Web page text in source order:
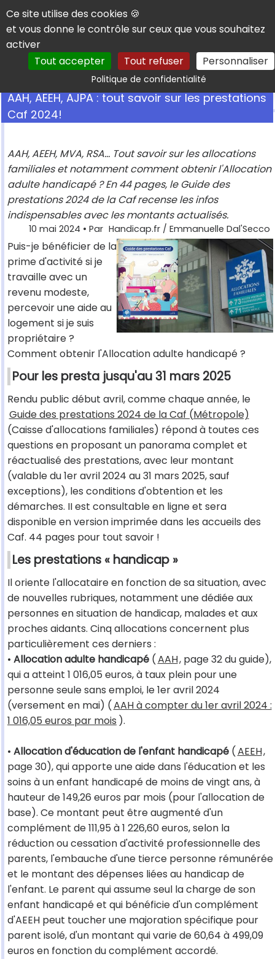
Panneau de gestion des cookies
Ce site utilise des cookies 🍪
et vous donne le contrôle sur ceux que vous souhaitez
activer
Tout accepter
Tout refuser Personnaliser
Politique de confidentialitéRechercher
AAH, AEEH, AJPA : tout savoir sur les prestations
Caf 2024!
AAH, AEEH, MVA, RSA... Tout savoir sur les allocations
familiales et notamment comment obtenir l'Allocation
adulte handicapé ? En 44 pages, le Guide des
prestations 2024 de la Caf recense les infos
indispensables avec les montants actualisés.
10 mai 2024 • Par Handicap.fr / Emmanuelle Dal'Secco
Puis-je bénéficier de la
prime d'activité si je
travaille avec un
revenu modeste,
percevoir une aide au
logement si je suis
propriétaire ?
Comment obtenir l'Allocation adulte handicapé ?
Pour les presta jusqu'au 31 mars 2025
Rendu public début avril, comme chaque année, le
Guide des prestations 2024 de la Caf (Métropole)
(Caisse d'allocations familiales) répond à toutes ces
questions en proposant un panorama complet et
réactualisé des prestations, avec leur montant
(valable du 1er avril 2024 au 31 mars 2025, sauf
exceptions), les conditions d'obtention et les
démarches. II est consultable en ligne et sera
disponible en version imprimée dans les accueils des
Caf. 44 pages pour tout savoir !
Les prestations « handicap »
Il oriente l'allocataire en fonction de sa situation, avec
de nouvelles rubriques, notamment une dédiée aux
personnes en situation de handicap, malades et aux
proches aidants. Cinq allocations concernent plus
particulièrement ces derniers :
• Allocation adulte handicapé (AAH, page 32 du guide),
qui a atteint 1 016,05 euros, à taux plein pour une
personne seule sans emploi, le 1er avril 2024
(versement en mai) (AAH à compter du 1er avril 2024 :
1 016,05 euros par mois ).
• Allocation d'éducation de l'enfant handicapé (AEEH,
page 30), qui apporte une aide dans l'éducation et les
soins à un enfant handicapé de moins de vingt ans, à
hauteur de 149,26 euros par mois (pour l'allocation de
base). Ce montant peut être augmenté d'un
complément de 111,95 à 1 226,60 euros, selon la
réduction ou cessation d'activité professionnelle des
parents, l'embauche d'une tierce personne rémunérée
et le montant des dépenses liées au handicap de
l'enfant. Le parent qui assume seul la charge de son
enfant handicapé et qui bénéficie d'un complément
d'AEEH peut toucher une majoration spécifique pour
parent isolé, d'un montant qui varie de 60,64 à 499,09
euros en fonction du complément accordé.